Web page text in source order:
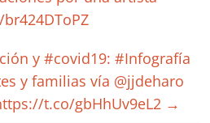
y #covid19: #Infografía
y familias vía @jjdeharo
t.co/gbHhUv9eL2 →